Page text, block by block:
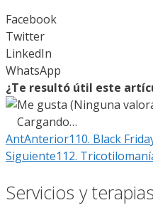
Facebook
Twitter
LinkedIn
WhatsApp
¿Te resultó útil este
(Ninguna
Cargando…
AntAnterior110. Black
Siguiente112.
Servicios y terapias